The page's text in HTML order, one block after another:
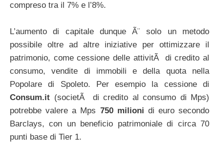
compreso tra il 7% e l’8%.
L’aumento di capitale dunque Ã¨ solo un metodo
possibile oltre ad altre iniziative per ottimizzare il
patrimonio, come cessione delle attivitÃ di credito al
consumo, vendite di immobili e della quota nella
Popolare di Spoleto. Per esempio la cessione di
Consum.it (societÃ di credito al consumo di Mps)
potrebbe valere a Mps 750 milioni di euro secondo
Barclays, con un beneficio patrimoniale di circa 70
punti base di Tier 1.